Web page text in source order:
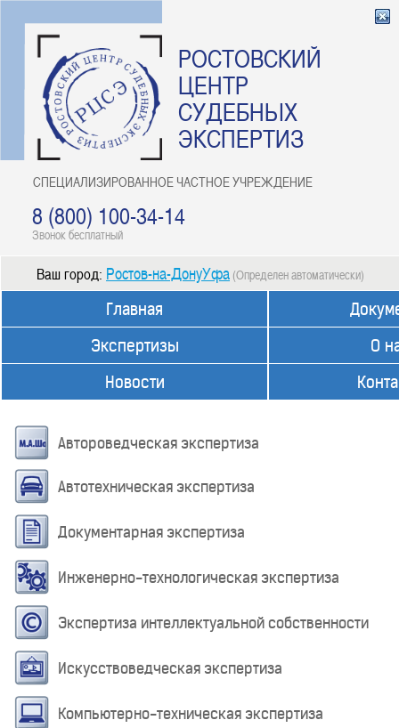
РОСТОВСКИЙ
ЦЕНТР
СУДЕБНЫХ
ЭКСПЕРТИЗ
СПЕЦИАЛИЗИРОВАННОЕ ЧАСТНОЕ УЧРЕЖДЕНИЕ
8 (800) 100-34-14
Звонок бесплатный
Ваш город: Ростов-на-ДонуУфа (Определен автоматически)
Главная
Экспертизы
Новости
О
Автороведческая экспертиза
Автотехническая экспертиза
Документарная экспертиза
Инженерно-технологическая экспертиза
Экспертиза интеллектуальной собственности
Искусствоведческая экспертиза
Компьютерно-техническая экспертиза